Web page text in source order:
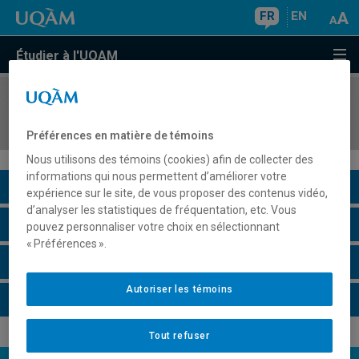
FR EN
Étudier à l'UQAM
COURS//
Description du cours
Horaire - Été 2026
Préférences en matière de témoins
Nous utilisons des témoins (cookies) afin de collecter des
informations qui nous permettent d’améliorer votre
expérience sur le site, de vous proposer des contenus vidéo,
d’analyser les statistiques de fréquentation, etc. Vous
pouvez personnaliser votre choix en sélectionnant
« Préférences ».
Tout refuser
Autoriser les témoins